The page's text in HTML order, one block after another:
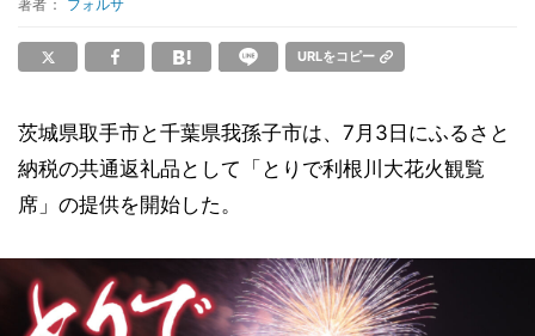
著者： フォルサ
URLをコピー
茨城県取手市と千葉県我孫子市は、7月3日にふるさと
納税の共通返礼品として「とりで利根川大花火観覧
席」の提供を開始した。